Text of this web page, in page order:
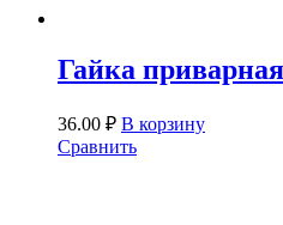
Гайка
36.00 ₽ В корзину
Сравнить